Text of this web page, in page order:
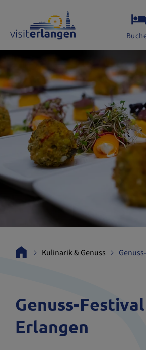
Kulinarik & Genuss
Genuss-Festival
Erlangen